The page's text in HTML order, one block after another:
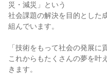
災・減災」という
社会課題の解決を目的とした
組んでいます。
「技術をもって社会の発展に
これからもたくさんの夢を叶
きます。